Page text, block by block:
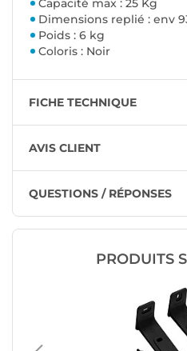
Capacité max : 25 Kg
Dimensions replié : env
Poids : 6 kg
Coloris : Noir
FICHE TECHNIQUE
AVIS CLIENT
QUESTIONS / RÉPONSES
PRODUITS